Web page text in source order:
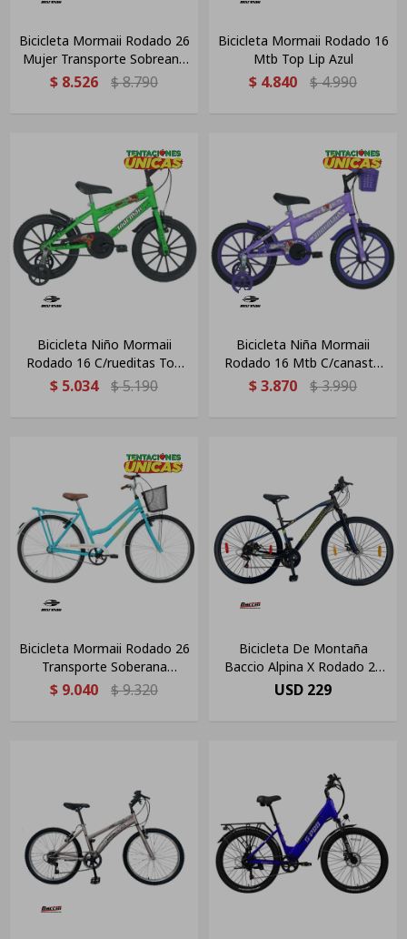
Bicicleta Mormaii Rodado 26
Mujer Transporte Sobreana
Con Canasto Violeta
$ 8.526 $8.790
Bicicleta Mormaii Rodado 16
Mtb Top Lip Azul
$ 4.840 $4.990
Bicicleta Niño Mormaii
Rodado 16 C/rueditas Top
Verde Kawasaki
$ 5.034 $5.190
Bicicleta Niña Mormaii
Rodado 16 Mtb C/canasto
Lila
$3.870 $3.990
Bicicleta Mormaii Rodado 26
Transporte Soberana
C/canasto Verde Tiffany
$ 9.040 $9.320
Bicicleta De Montaña
Baccio Alpina X Rodado 29
Freno Disco Negra Y Verde
USD 229